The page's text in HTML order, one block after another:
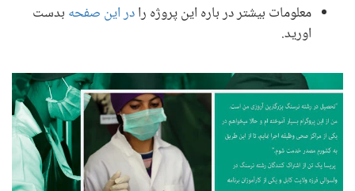
معلومات بیشتر در باره این پروژه رادر این صفحه بدست
اورید.